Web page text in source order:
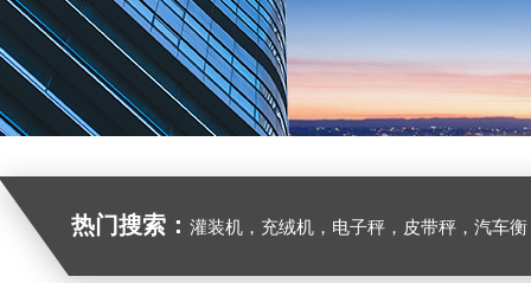
热门搜索： 灌装机，充绒机，电子秤，皮带秤，汽车